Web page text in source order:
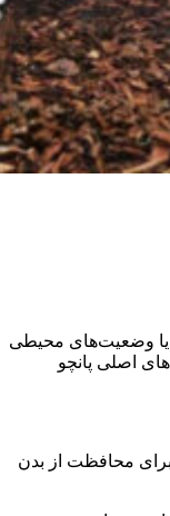
یا وضعیت‌های محیطی
اصلی پانچو
برای محافظت از بدن